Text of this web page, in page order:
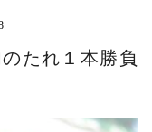
たれ１本勝負